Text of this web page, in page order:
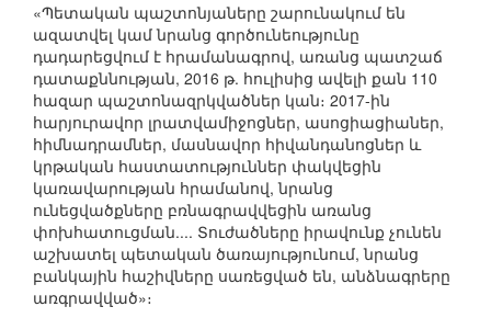
«Պետական պաշտոնյաները շարունակում են
ազատվել կամ նրանց գործունեությունը
դադարեցվում է հրամանագրով, առանց պատշաճ
դատաքննության, 2016 թ. հուլիսից ավելի քան 110
հազար պաշտոնազրկվածներ կան։ 2017-ին
հարյուրավոր լրատվամիջոցներ, ասոցիացիաներ,
հիմնադրամներ, մասնավոր հիվանդանոցներ և
կրթական հաստատություններ փակվեցին
կառավարության հրամանով, նրանց
ունեցվածքները բռնագրավվեցին առանց
փոխհատուցման.... Տուժածները իրավունք չունեն
աշխատել պետական ծառայությունում, նրանց
բանկային հաշիվները սառեցված են, անձնագրերը
առգրավված»։